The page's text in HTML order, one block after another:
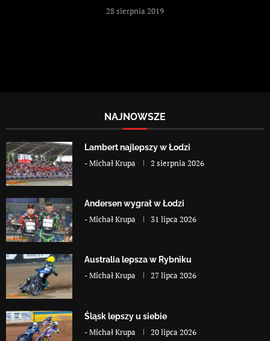
28 sierpnia 2019
NAJNOWSZE
Lambert najlepszy w Łodzi
-Michał Krupa 2 sierpnia 2026
Andersen wygrał w Łodzi
-Michał Krupa 31 lipca 2026
Australia lepsza w Rybniku
-Michał Krupa 27 lipca 2026
Śląsk lepszy u siebie
-Michał Krupa 20 lipca 2026